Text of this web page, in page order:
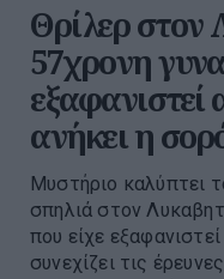
Θρίλερ στον
57χρονη
ανήκει η
Μυστήριο καλύπτει
σπηλιά στον
που είχε
συνεχίζει τις